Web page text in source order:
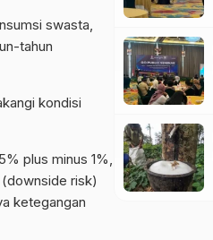
swasta,
tahun
kondisi
plus minus 1%,
downside risk)
ketegangan